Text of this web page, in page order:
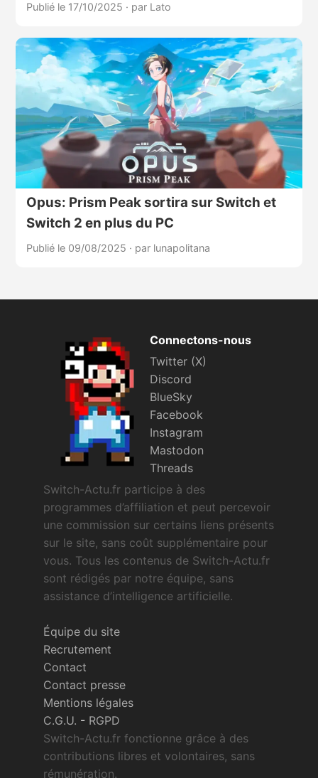
Publié le 17/10/2025 · par Lato
Opus: Prism Peak sortira sur Switch et
Switch 2 en plus du PC
Publié le 09/08/2025 · par lunapolitana
Connectons-nous
Twitter (X)
Discord
BlueSky
Facebook
Instagram
Mastodon
Threads
Switch-Actu.fr participe à des
programmes d’affiliation et peut percevoir
une commission sur certains liens présents
sur le site, sans coût supplémentaire pour
vous. Tous les contenus de Switch-Actu.fr
sont rédigés par notre équipe, sans
assistance d’intelligence artificielle.
Équipe du site
Recrutement
Contact
Contact presse
Mentions légales
C.G.U. - RGPD
Switch-Actu.fr fonctionne grâce à des
contributions libres et volontaires, sans
rémunération.